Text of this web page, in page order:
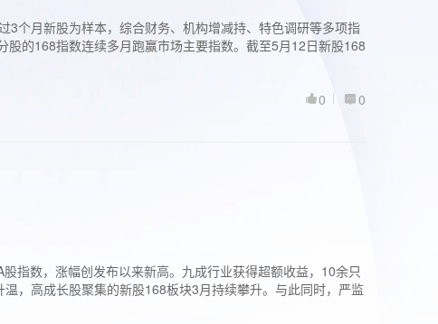
个月新股为样本，综合财务、机构增减持、特色调研等多项指
的168指数连续多月跑赢市场主要指数。截至5月12日新股168
0
0
指数，涨幅创发布以来新高。九成行业获得超额收益，10余只
，高成长股聚集的新股168板块3月持续攀升。与此同时，严监